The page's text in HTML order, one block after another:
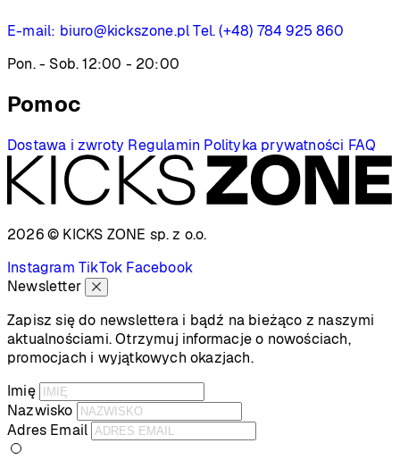
E-mail: biuro@kickszone.pl Tel. (+48) 784 925 860
Pon. - Sob. 12:00 - 20:00
Pomoc
Dostawa i zwroty Regulamin Polityka prywatności FAQ
2026 © KICKS ZONE sp. z o.o.
Instagram TikTok Facebook
Newsletter
Zapisz się do newslettera i bądź na bieżąco z naszymi
aktualnościami. Otrzymuj informacje o nowościach,
promocjach i wyjątkowych okazjach.
Imię
Nazwisko
Adres Email